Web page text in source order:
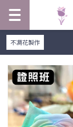
不凋花製作